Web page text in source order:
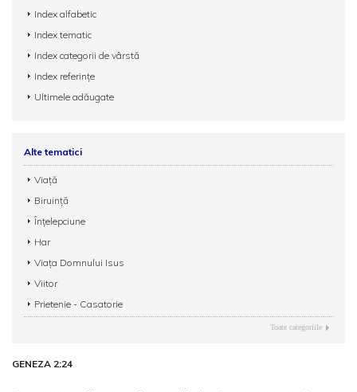
Index alfabetic
Index tematic
Index categorii de vârstă
Index referințe
Ultimele adăugate
Alte tematici
Viață
Biruință
Înțelepciune
Har
Viața Domnului Isus
Viitor
Prietenie - Casatorie
Toate categoriile
GENEZA 2:24